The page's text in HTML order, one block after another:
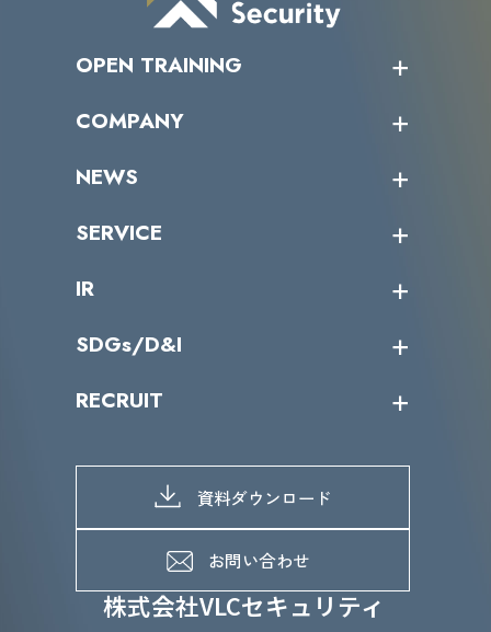
株式会社VLCセキュリティ
OPEN TRAINING
受講者の声
COMPANY
トップメッセージ
ミッション／ビジョン
パートナー企業一覧
NEWS
サイバーニュース
SERVICE
カテゴリー別サービス一覧
IR
IRカレンダー
IRライブラリー
よくあるご質問
SDGs/D&I
当グループのマテリアリティ
SDGs推進体制
D&Iの取り組み
RECRUIT
募集職種一覧
メッセージ
メンバーインタビュー
資料ダウンロード
お問い合わせ